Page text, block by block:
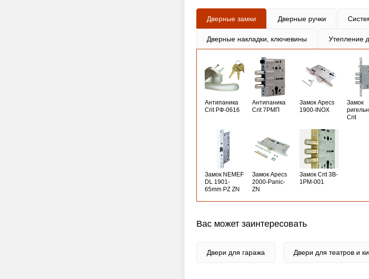
Дверные замки Дверные ручки
Дверные накладки, ключевины Утепление
Антипаника
Crit РФ-0616
Антипаника
Crit 7РМП
Замок Apecs
1900-INOX
Замок
Crit
Замок NEMEF
DL 1901-
65mm PZ ZN
Замок Apecs
2000-Panic-
ZN
Замок Crit 3B-
1PM-001
Вас может заинтересовать
Двери для гаража Двери для театров и